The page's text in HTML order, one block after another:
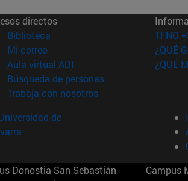
directos
Biblioteca (abre en nueva ventana)
Mi correo(abre en nueva ventana)
Aula virtual ADI (abre en nueva ventana)
Búsqueda de personas(abre en nueva
Trabaja con nosotros(abre en nueva
TFNO
¿QUÉ
¿QUÉ
de
Donostia-San Sebastián
Campus